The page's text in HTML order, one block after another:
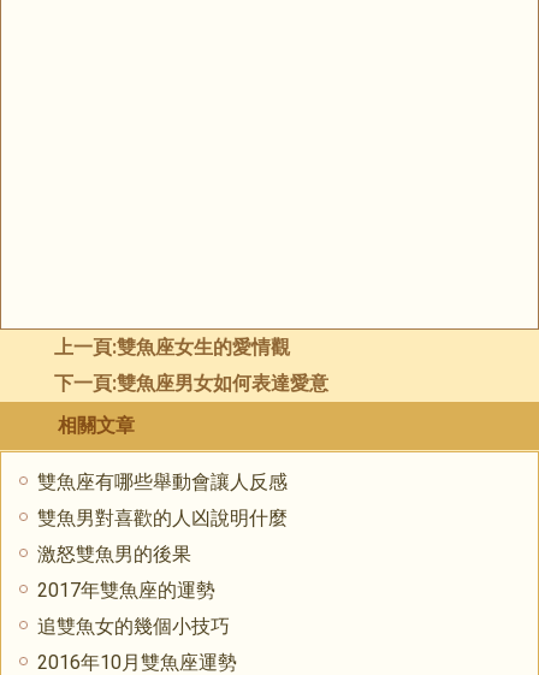
上一頁:雙魚座女生的愛情觀
下一頁:雙魚座男女如何表達愛意
相關文章
雙魚座有哪些舉動會讓人反感
雙魚男對喜歡的人凶說明什麼
激怒雙魚男的後果
2017年雙魚座的運勢
追雙魚女的幾個小技巧
2016年10月雙魚座運勢